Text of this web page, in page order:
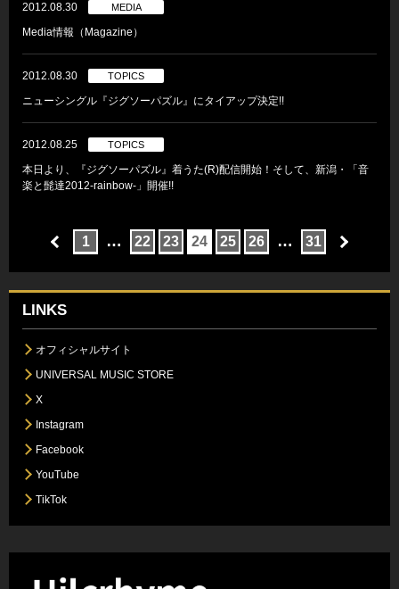
2012.08.30 MEDIA
Media情報（Magazine）
2012.08.30 TOPICS
ニューシングル『ジグソーパズル』にタイアップ決定!!
2012.08.25 TOPICS
本日より、『ジグソーパズル』着うた(R)配信開始！そして、新潟・「音
楽と髭達2012-rainbow-」開催!!
1 … 22 23 24 25 26 … 31
LINKS
オフィシャルサイト
UNIVERSAL MUSIC STORE
X
Instagram
Facebook
YouTube
TikTok